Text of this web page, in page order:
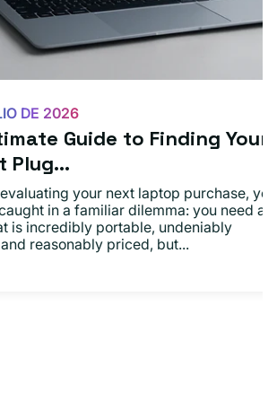
Guide to Finding Your
Plug...
DE 2026
your next laptop purchase, you
in a familiar dilemma: you need a
is incredibly portable, undeniably
reasonably priced, but...